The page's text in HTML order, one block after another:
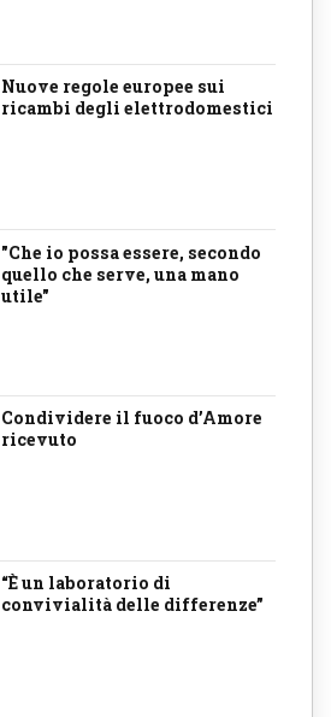
Nuove regole europee sui
ricambi degli elettrodomestici
"Che io possa essere, secondo
quello che serve, una mano
utile"
Condividere il fuoco d’Amore
ricevuto
“È un laboratorio di
convivialità delle differenze”